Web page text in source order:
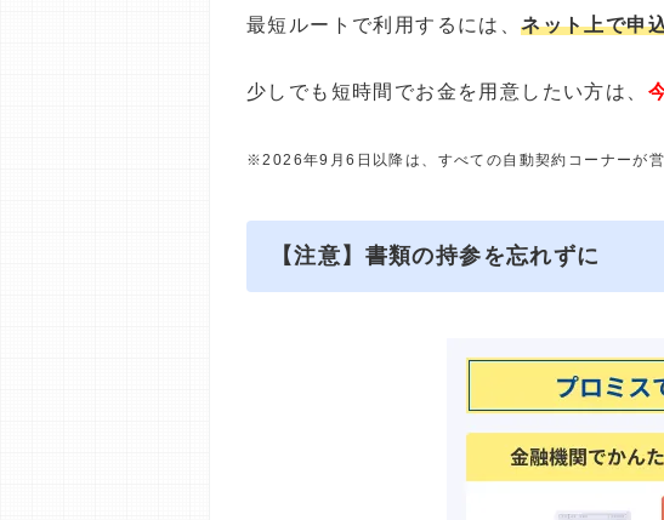
最短ルートで利用するには、ネット上で申
少しでも短時間でお金を用意したい方は、
※2026年9月6日以降は、すべての自動契約コーナーが営
【注意】書類の持参を忘れずに